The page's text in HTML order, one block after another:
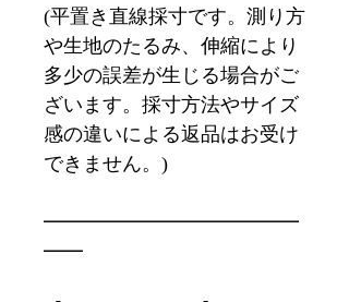
(平置き直線採寸です。測り方
や生地のたるみ、伸縮により
多少の誤差が生じる場合がご
ざいます。採寸方法やサイズ
感の違いによる返品はお受け
できません。)
━━━━━━━━━━━━━
━━